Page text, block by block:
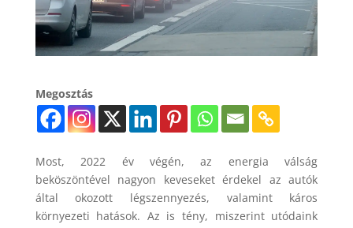
Megosztás
Most, 2022 év végén, az energia válság
beköszöntével nagyon keveseket érdekel az autók
által okozott légszennyezés, valamint káros
környezeti hatások. Az is tény, miszerint utódaink